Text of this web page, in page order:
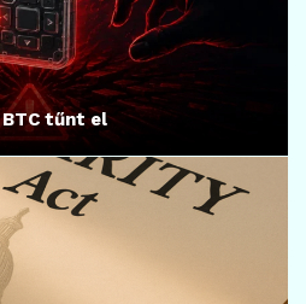
tűnt el